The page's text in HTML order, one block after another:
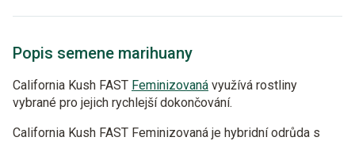
Popis semene marihuany
California Kush FAST Feminizovaná využívá rostliny
vybrané pro jejich rychlejší dokončování.
California Kush FAST Feminizovaná je hybridní odrůda s